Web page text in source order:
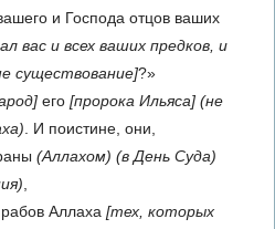
и Господа отцов ваших
вас и всех ваших предков, и
существование]?»
его [пророка Ильяса] (не
. И поистине, они,
(Аллахом) (в День Суда)
Аллаха [тех, которых